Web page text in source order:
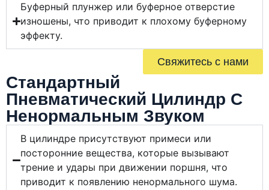
Буферный плунжер или буферное отверстие
изношены, что приводит к плохому буферному
эффекту.
Свяжитесь с нами
Стандартный
Пневматический Цилиндр С
Ненормальным Звуком
В цилиндре присутствуют примеси или
посторонние вещества, которые вызывают
трение и удары при движении поршня, что
приводит к появлению ненормального шума.